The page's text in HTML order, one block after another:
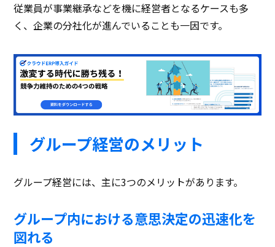
従業員が事業継承などを機に経営者となるケースも多
く、企業の分社化が進んでいることも一因です。
グループ経営のメリット
グループ経営には、主に3つのメリットがあります。
グループ内における意思決定の迅速化を
図れる